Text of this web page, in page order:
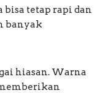
bisa tetap rapi dan
banyak
hiasan. Warna